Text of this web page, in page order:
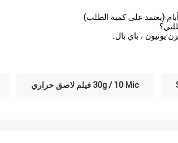
30g / 10 Mic فيلم لاصق حراري